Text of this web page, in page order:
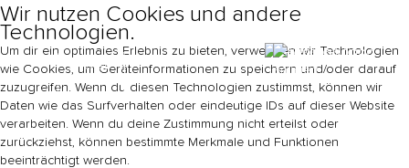
Wir nutzen Cookies und andere
Technologien.
Um dir ein optimales Erlebnis zu bieten, verwenden wir Technologien
wie Cookies, um Geräteinformationen zu speichern und/oder darauf
zuzugreifen. Wenn du diesen Technologien zustimmst, können wir
Daten wie das Surfverhalten oder eindeutige IDs auf dieser Website
verarbeiten. Wenn du deine Zustimmung nicht erteilst oder
zurückziehst, können bestimmte Merkmale und Funktionen
beeinträchtigt werden.
Ticket